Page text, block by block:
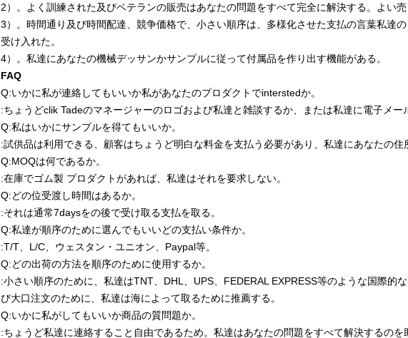
2）。よく訓練された及びベテランの販売はあなたの問題をすべて完全に解決する。よい売
3）。時間通り及び時間配達、競争価格で、小さい順序は、多様化させた支払の言葉私達
受け入れた。
4）。私達にあなたの機械デッサンかサンプルに従って付属品を作り出す機能がある。
FAQ
Q:いかに私が連絡してもいいか私があなたのプロダクトでinterstedか。
:ちょうどclik Tadeのマネージャーのロゴおよび私達と雑談するか、または私達に電子メー
Q:私はいかにサンプルを得てもいいか。
:試供品は利用できる、顧客はちょうど明白な料金を支払う必要があり、私達にあなたの住
Q:MOQは何であるか。
:在庫でゴム製 プロダクトがあれば、私達はそれを要求しない。
Q:どの位受渡し時間はあるか。
:それは通常7daysをの後で受け取る支払を取る。
Q:私達が順序のために選んでもいいどの支払い条件か。
:T/T、L/C、ウェスタン・ユニオン、Paypal等。
Q:どの出荷の方法を順序のために使用するか。
:小さい順序のために、私達はTNT、DHL、UPS、FEDERAL EXPRESS等のような国際的
び大口注文のために、私達は海によって取るために推薦する。
Q:いかに私がしてもいいか商品の質問題か。
:ちょうど私達に連絡すること自由であるため。私達はあなたの問題をすべて解決するのを